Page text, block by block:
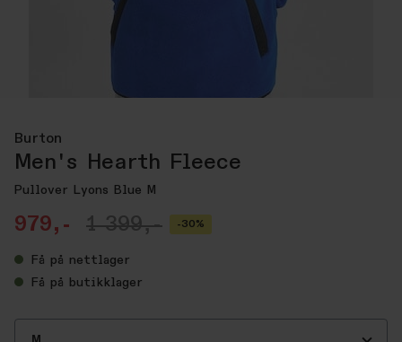
Burton
Men's Hearth Fleece
Pullover Lyons Blue M
979,- 1 399,- -30%
Få på nettlager
Få på butikklager